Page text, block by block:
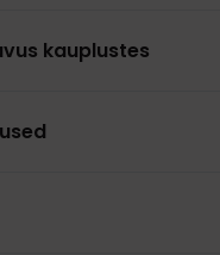
kauplustes